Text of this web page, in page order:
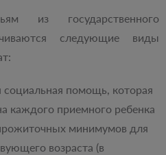
из государственного
следующие виды
социальная помощь, которая
каждого приемного ребенка
минимумов для
возраста (в